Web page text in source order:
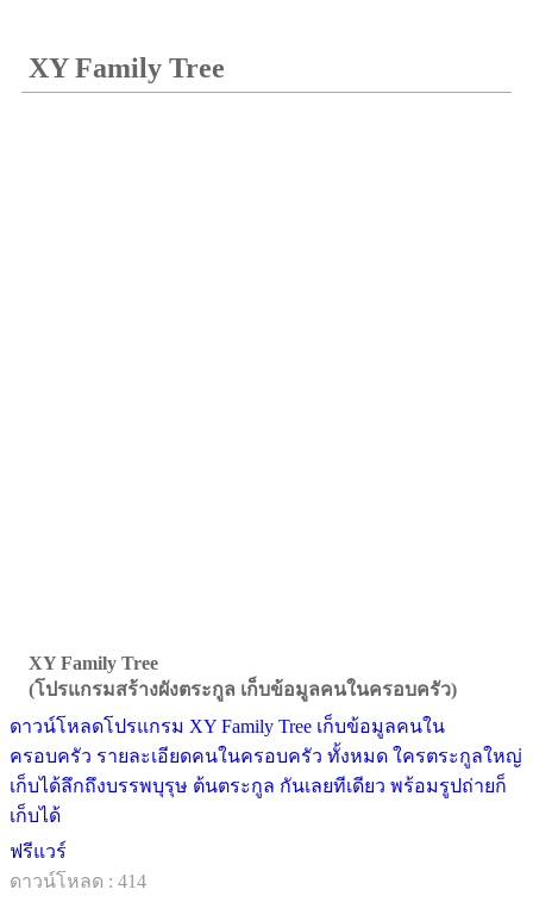
XY Family Tree
XY Family Tree
(โปรแกรมสร้างผังตระกูล เก็บข้อมูลคนในครอบครัว)
ดาวน์โหลดโปรแกรม XY Family Tree เก็บข้อมูลคนใน
ครอบครัว รายละเอียดคนในครอบครัว ทั้งหมด ใครตระกูลใหญ่
เก็บได้ลึกถึงบรรพบุรุษ ต้นตระกูล กันเลยทีเดียว พร้อมรูปถ่ายก็
เก็บได้
ฟรีแวร์
ดาวน์โหลด : 414